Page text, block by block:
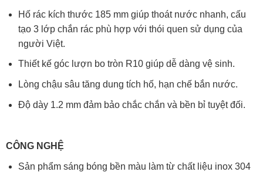
Hố rác kích thước 185 mm giúp thoát nước nhanh, cấu
tạo 3 lớp chắn rác phù hợp với thói quen sử dụng của
người Việt.
Thiết kế góc lượn bo tròn R10 giúp dễ dàng vệ sinh.
Lòng chậu sâu tăng dung tích hố, hạn chế bắn nước.
Độ dày 1.2 mm đảm bảo chắc chắn và bền bỉ tuyệt đối.
CÔNG NGHỆ
Sản phẩm sáng bóng bền màu làm từ chất liệu inox 304